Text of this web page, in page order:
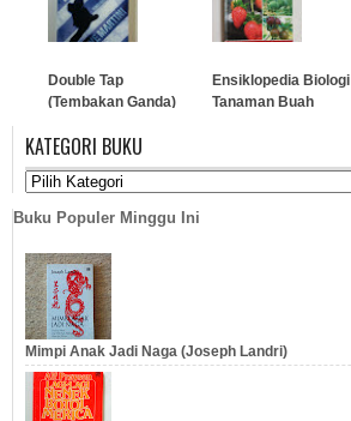
… …
Double Tap
(Tembakan Ganda)
…
Ensiklopedia Biologi
Tanaman Buah
KATEGORI BUKU
Buku Populer Minggu Ini
Mimpi Anak Jadi Naga (Joseph Landri)